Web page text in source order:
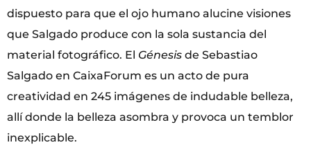
dispuesto para que el ojo humano alucine visiones
que Salgado produce con la sola sustancia del
material fotográfico. El Génesis de Sebastiao
Salgado en CaixaForum es un acto de pura
creatividad en 245 imágenes de indudable belleza,
allí donde la belleza asombra y provoca un temblor
inexplicable.